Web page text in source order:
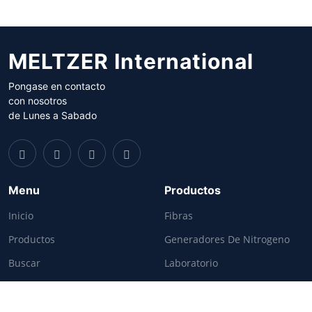
MELTZER International
Pongase en contacto
con nosotros
de Lunes a Sabado
Menu
Inicio
Productos
Buscar
Productos
Fibras
Generadores De Nitrogeno
Laboratorio